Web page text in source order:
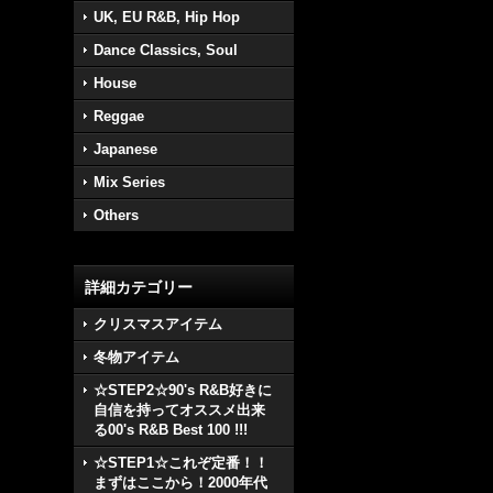
UK, EU R&B, Hip Hop
Dance Classics, Soul
House
Reggae
Japanese
Mix Series
Others
詳細カテゴリー
クリスマスアイテム
冬物アイテム
☆STEP2☆90's R&B好きに
自信を持ってオススメ出来
る00's R&B Best 100 !!!
☆STEP1☆これぞ定番！！
まずはここから！2000年代